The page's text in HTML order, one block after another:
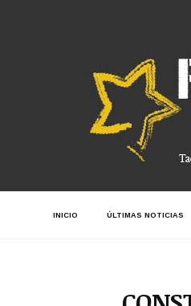
INICIO ÚLTIMAS NOTICIAS